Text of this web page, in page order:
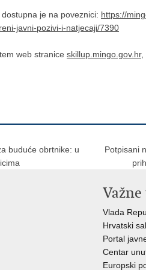
je na poveznici: https://
javni-pozivi-i-natjecaji/7390
web stranice skillup.mingo.gov.hr,
buduće obrtnike: u
Potpisani
Vlada
Hrvatski
Portal
Centar
Europski